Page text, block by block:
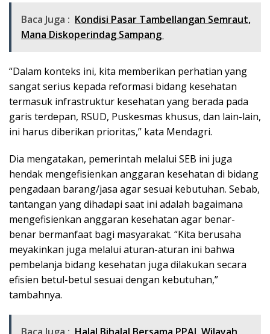
Baca Juga : Kondisi Pasar Tambellangan Semraut,
Mana Diskoperindag Sampang
“Dalam konteks ini, kita memberikan perhatian yang
sangat serius kepada reformasi bidang kesehatan
termasuk infrastruktur kesehatan yang berada pada
garis terdepan, RSUD, Puskesmas khusus, dan lain-lain,
ini harus diberikan prioritas,” kata Mendagri.
Dia mengatakan, pemerintah melalui SEB ini juga
hendak mengefisienkan anggaran kesehatan di bidang
pengadaan barang/jasa agar sesuai kebutuhan. Sebab,
tantangan yang dihadapi saat ini adalah bagaimana
mengefisienkan anggaran kesehatan agar benar-
benar bermanfaat bagi masyarakat. “Kita berusaha
meyakinkan juga melalui aturan-aturan ini bahwa
pembelanja bidang kesehatan juga dilakukan secara
efisien betul-betul sesuai dengan kebutuhan,”
tambahnya.